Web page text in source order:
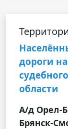
дороги
области
А/д Орел-
Брянск-